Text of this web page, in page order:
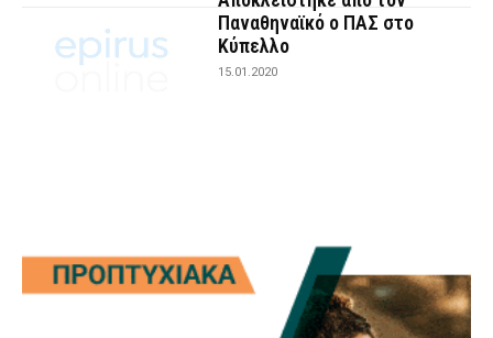
Παναθηναϊκό ο ΠΑΣ στο
Κύπελλο
15.01.2020